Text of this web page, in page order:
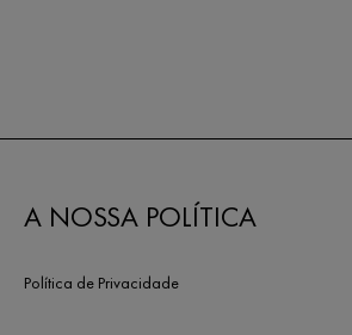
A NOSSA POLÍTICA
Política de Privacidade